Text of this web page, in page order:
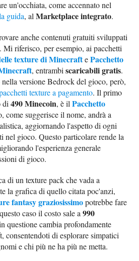
un'occhiata, come accennato nel
guida, alMarketplace integrato.
anche contenuti gratuiti sviluppati
Mi riferisco, per esempio, ai pacchetti
texture di MinecraftePacchetto
, entrambiscaricabili gratis.
versione Bedrock del gioco, però,
texture a pagamento. Il primo
di490 Minecoin, è ilPacchetto
come suggerisce il nome, andrà a
aggiornando l'aspetto di ogni
nel gioco. Questo particolare rende la
l'esperienza generale
di gioco.
di un texture pack che vada a
la grafica di quello citata poc'anzi,
fantasy graziosissimopotrebbe fare
caso il costo sale a990
questione cambia profondamente
consentendoti di esplorare simpatici
e chi più ne ha più ne metta.